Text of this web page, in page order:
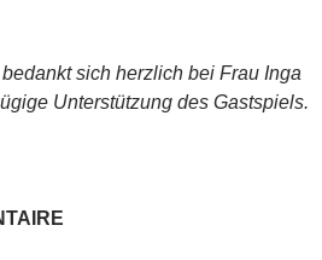
sich herzlich bei Frau Inga
Unterstützung des Gastspiels.